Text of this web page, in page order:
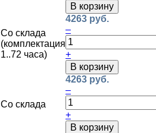
В корзину
Со склада
(комплектация
1..72 часа)
4263 руб.
–
+
В корзину
Со склада
4263 руб.
–
+
В корзину